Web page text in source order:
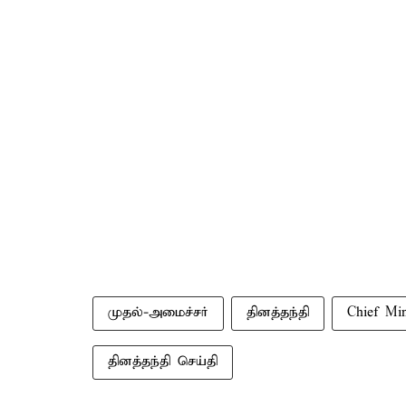
முதல்-அமைச்சர் தினத்தந்தி Chief
தினத்தந்தி செய்தி